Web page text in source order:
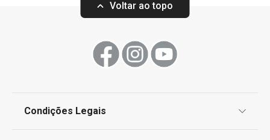
Voltar ao topo
Condições Legais